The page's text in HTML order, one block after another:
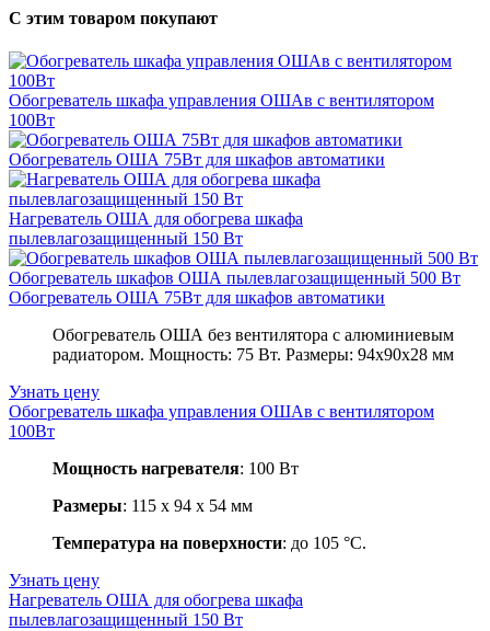
С этим товаром покупают
Обогреватель шкафа управления ОШАв с вентилятором
100Вт
Обогреватель ОША 75Вт для шкафов автоматики
Нагреватель ОША для обогрева шкафа
пылевлагозащищенный 150 Вт
Обогреватель шкафов ОША пылевлагозащищенный 500 Вт
Обогреватель ОША 75Вт для шкафов автоматики
Обогреватель ОША без вентилятора с алюминиевым
радиатором. Мощность: 75 Вт. Размеры: 94х90х28 мм
Узнать цену
Обогреватель шкафа управления ОШАв с вентилятором
100Вт
Мощность нагревателя: 100 Вт
Размеры: 115 х 94 х 54 мм
Температура на поверхности: до 105 °C.
Узнать цену
Нагреватель ОША для обогрева шкафа
пылевлагозащищенный 150 Вт